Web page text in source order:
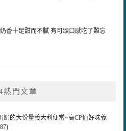
香十足甜而不膩 有可頌口感吃了難忘
熱門文章
奶的大份量義大利便當~高CP值好味義